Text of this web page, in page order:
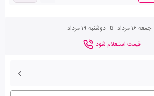
جمعه 16 مرداد تا دوشنبه 19 مرداد
قیمت استعلام شود